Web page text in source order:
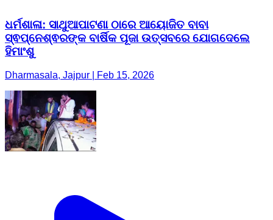
ଧର୍ମଶାଳା: ସାଥୁଆପାଟଣା ଠାରେ ଆୟୋଜିତ ବାବା
ସ୍ଵପ୍ନେଶ୍ଵରଙ୍କ ବାର୍ଷିକ ପୂଜା ଉତ୍ସବରେ ଯୋଗଦେଲେ
ହିମାଂଶୁ
Dharmasala, Jajpur | Feb 15, 2026